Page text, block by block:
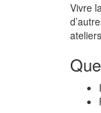
Vivre